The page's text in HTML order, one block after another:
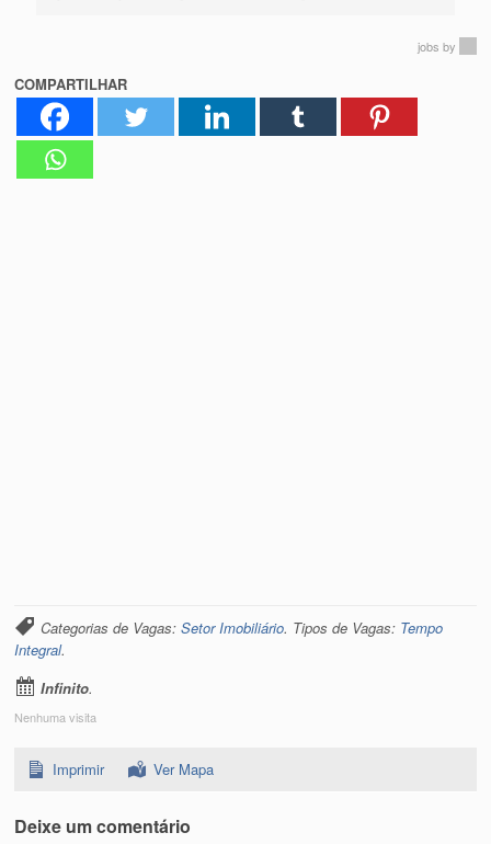
jobs by
COMPARTILHAR
Categorias de Vagas:Setor Imobiliário. Tipos de Vagas: Tempo
Integral.
Infinito.
Nenhuma visita
Imprimir Ver Mapa
Deixe um comentário